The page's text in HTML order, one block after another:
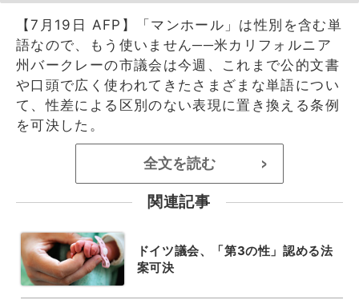
【7月19日 AFP】「マンホール」は性別を含む単
語なので、もう使いません──米カリフォルニア
州バークレーの市議会は今週、これまで公的文書
や口頭で広く使われてきたさまざまな単語につい
て、性差による区別のない表現に置き換える条例
を可決した。
全文を読む >
関連記事
ドイツ議会、「第3の性」認める法
案可決